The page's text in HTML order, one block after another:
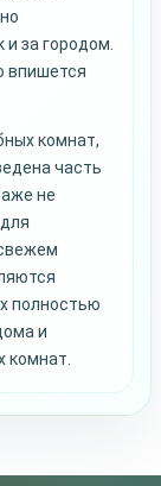
за городом.
впишется
комнат,
часть
не
полностью
и
комнат.